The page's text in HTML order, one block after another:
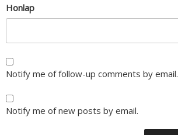
Honlap
Notify me of follow-up comments by email.
Notify me of new posts by email.